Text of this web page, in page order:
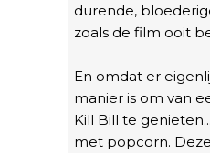
durende,
zoals de film ooit
En omdat er
manier is om van
Kill Bill te
met popcorn.